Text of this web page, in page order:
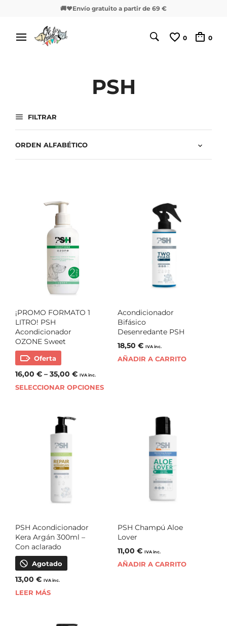
🚚❤️Envío gratuito a partir de 69 €
0 0
PSH
FILTRAR
¡PROMO FORMATO 1
LITRO! PSH
Acondicionador
OZONE Sweet
Oferta
16,00 € – 35,00 € IVA inc.
SELECCIONAR OPCIONES
Acondicionador
Bifásico
Desenredante PSH
18,50 € IVA inc.
AÑADIR A CARRITO
PSH Acondicionador
Kera Argán 300ml –
Con aclarado
Agotado
13,00 € IVA inc.
LEER MÁS
PSH Champú Aloe
Lover
11,00 € IVA inc.
AÑADIR A CARRITO